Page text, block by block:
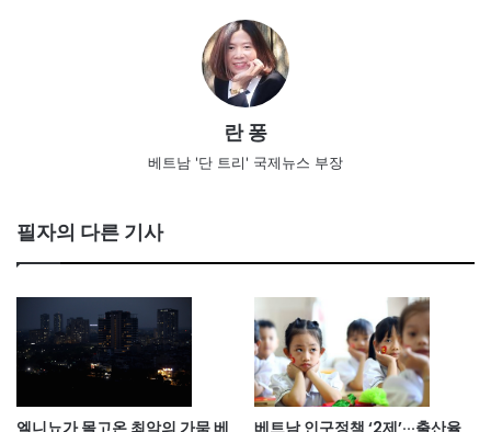
란 퐁
베트남 '단 트리' 국제뉴스 부장
필자의 다른 기사
엘니뇨가 몰고온 최악의 가뭄 베 베트남 인구정책 ‘2제’···출산율